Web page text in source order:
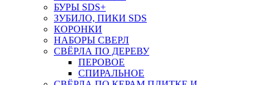
БУРЫ SDS+
ЗУБИЛО, ПИКИ SDS
КОРОНКИ
НАБОРЫ СВЕРЛ
СВЁРЛА ПО ДЕРЕВУ
ПЕРОВОЕ
СПИРАЛЬНОЕ